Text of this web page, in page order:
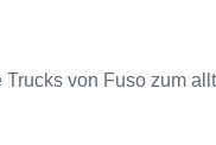
von Fuso zum